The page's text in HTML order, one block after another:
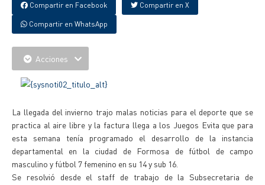
Compartir en Facebook Compartir en X
Compartir en WhatsApp
Acciones
La llegada del invierno trajo malas noticias para el deporte que se
practica al aire libre y la factura llega a los Juegos Evita que para
esta semana tenía programado el desarrollo de la instancia
departamental en la ciudad de Formosa de fútbol de campo
masculino y fútbol 7 femenino en su 14 y sub 16.
Se resolvió desde el staff de trabajo de la Subsecretaria de